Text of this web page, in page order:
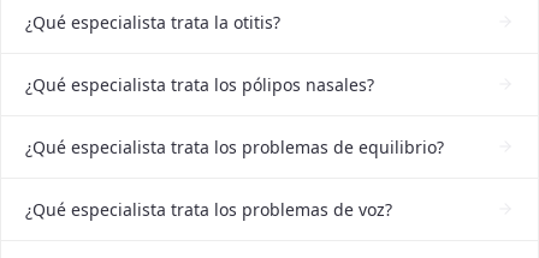
¿Qué especialista trata la otitis?
¿Qué especialista trata los pólipos nasales?
¿Qué especialista trata los problemas de equilibrio?
¿Qué especialista trata los problemas de voz?